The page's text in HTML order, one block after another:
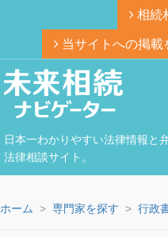
相続
当サイトへの掲
日本一わかりやすい法律情報と
法律相談サイト。
ホーム 専門家を探す 行政